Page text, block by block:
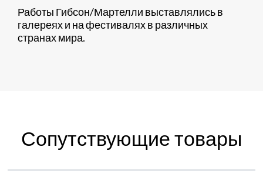
Работы Гибсон/Мартелли выставлялись в
галереях и на фестивалях в различных
странах мира.
Сопутствующие товары